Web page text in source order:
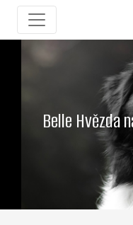
Belle Hvězda